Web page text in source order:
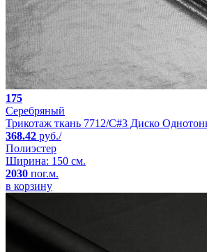
175
Серебряный
Трикотаж ткань 7712/C#3 Диско
368.42 руб./
Полиэстер
Ширина: 150 см.
2030 пог.м.
в корзину